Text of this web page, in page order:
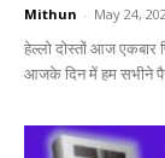
Mithun - May 24,
हेल्लो दोस्तों आज
आजके दिन में हम सभीने